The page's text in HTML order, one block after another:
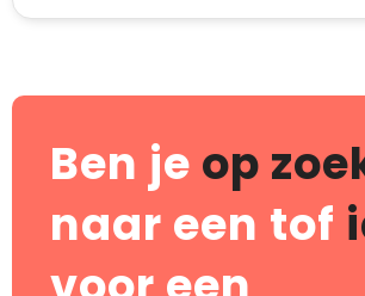
Ben je op
naar een tof